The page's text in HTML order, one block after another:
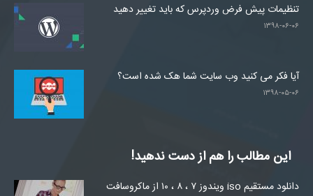
تنظیمات پیش فرض وردپرس که باید تغییر دهید
۱۳۹۸-۰۶-۰۶
آیا فکر می کنید وب سایت شما هک شده است؟
۱۳۹۸-۰۵-۰۶
این مطالب را هم از دست ندهید!
دانلود مستقیم iso ویندوز ۷ ، ۸ ، ۱۰ از ماکروسافت